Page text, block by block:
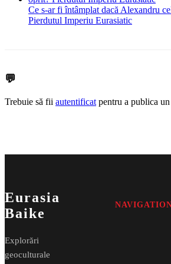
Ce s-ar fi întâmplat dacă Alexandru
Pierdutul Imperiu Eurasiatic
💬
Trebuie să fii autentificat pentru a publica
Eurasia
Baike
Explorări
geoculturale